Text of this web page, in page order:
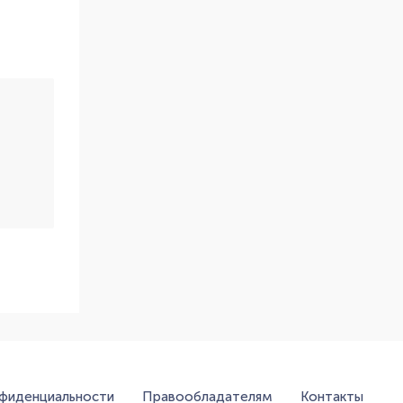
Правообладателям Контакты